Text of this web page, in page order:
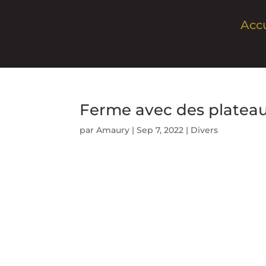
Ferme avec des
parAmaury |Sep 7, 2022 | Divers